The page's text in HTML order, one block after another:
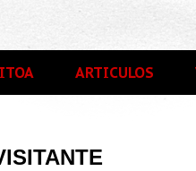
ARTICULOS